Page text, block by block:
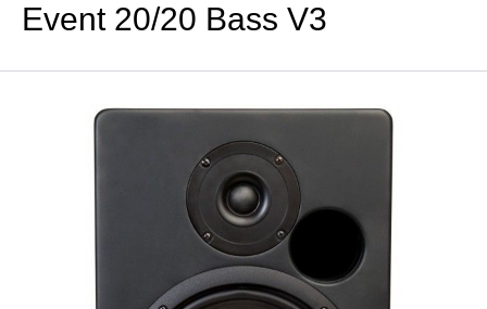
Event 20/20 Bass V3